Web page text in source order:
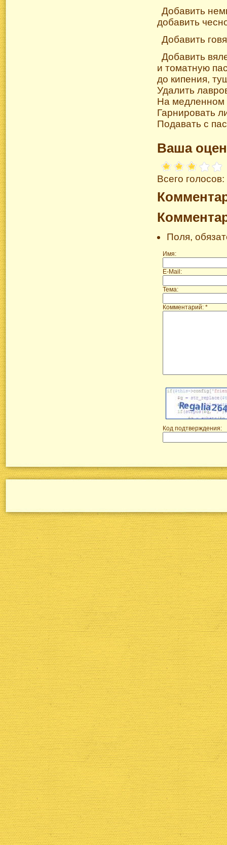
Добавить
добавить
Добавить
Добавить
и томатную
до кипения,
Удалить
На медленном
Гарнировать
Подавать с
Ваша
Всего
Поля,
Имя:
E-Mail:
Тема:
Комментарий: *
Код подтверждения: